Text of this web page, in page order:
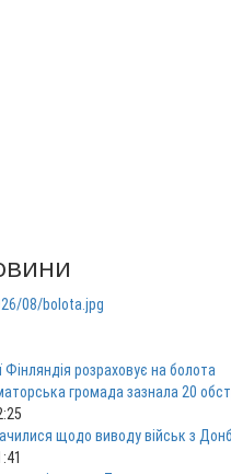
Фінляндія розраховує на болота
громада зазнала 20
щодо виводу військ з